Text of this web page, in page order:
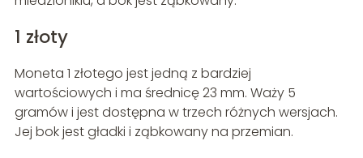
1 złoty
Moneta 1 złotego jest jedną z bardziej
wartościowych i ma średnicę 23 mm. Waży 5
gramów i jest dostępna w trzech różnych wersjach.
Jej bok jest gładki i ząbkowany na przemian.